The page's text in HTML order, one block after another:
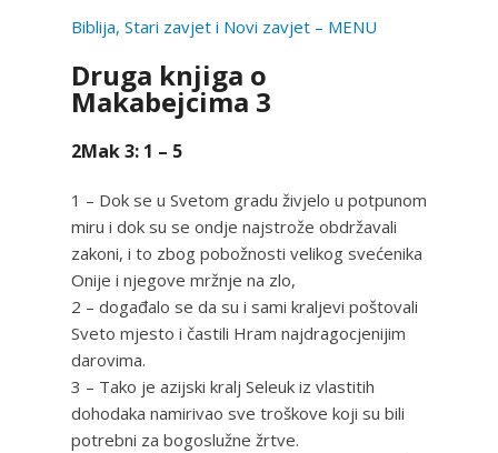
Biblija, Stari zavjet i Novi zavjet – MENU
Druga knjiga o
Makabejcima 3
2Mak 3: 1 – 5
1 – Dok se u Svetom gradu živjelo u potpunom
miru i dok su se ondje najstrože obdržavali
zakoni, i to zbog pobožnosti velikog svećenika
Onije i njegove mržnje na zlo,
2 – događalo se da su i sami kraljevi poštovali
Sveto mjesto i častili Hram najdragocjenijim
darovima.
3 – Tako je azijski kralj Seleuk iz vlastitih
dohodaka namirivao sve troškove koji su bili
potrebni za bogoslužne žrtve.